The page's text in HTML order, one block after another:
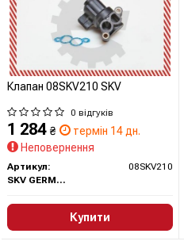
Клапан 08SKV210 SKV
0 відгуків
1 284 ₴
термін 14 дн.
Неповернення
Артикул:
08SKV210
SKV GERMANY
Купити